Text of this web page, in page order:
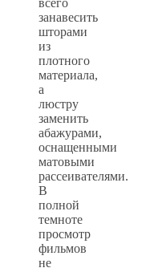
занавесить
шторами
из
плотного
материала,
а
люстру
заменить
абажурами,
оснащенными
матовыми
рассеивателями.
В
полной
темноте
просмотр
фильмов
не